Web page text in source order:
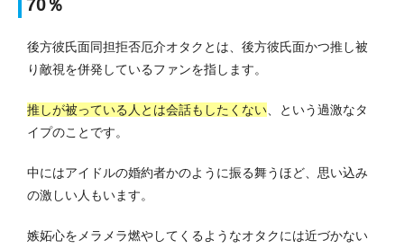
70％
後方彼氏面同担拒否厄介オタクとは、後方彼氏面かつ推し被
り敵視を併発しているファンを指します。
推しが被っている人とは会話もしたくない 、という過激なタ
イプのことです。
中にはアイドルの婚約者かのように振る舞うほど、思い込み
の激しい人もいます。
嫉妬心をメラメラ燃やしてくるようなオタクには近づかない